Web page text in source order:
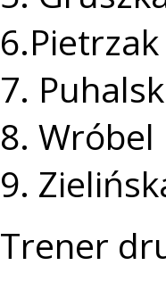
7.
8. Wróbel
9.
Trener